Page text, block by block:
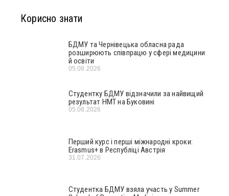
Корисно знати
БДМУ та Чернівецька обласна рада
розширюють співпрацю у сфері медицини
й освіти
05.08.2026
Студентку БДМУ відзначили за найвищий
результат НМТ на Буковині
05.08.2026
Перший курс і перші міжнародні кроки:
Erasmus+ в Республіці Австрія
31.07.2026
Студентка БДМУ взяла участь у Summer